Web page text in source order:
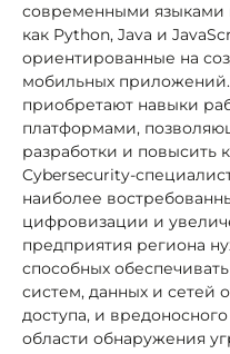
современными языками
как Python, Java и
ориентированные на
мобильных
приобретают навыки
платформами,
разработки и повысить
Cybersecurity-
наиболее
цифровизации и
предприятия региона
способных
систем, данных и сетей
доступа, и
области обнаружения